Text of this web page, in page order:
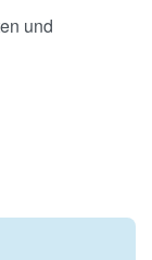
und